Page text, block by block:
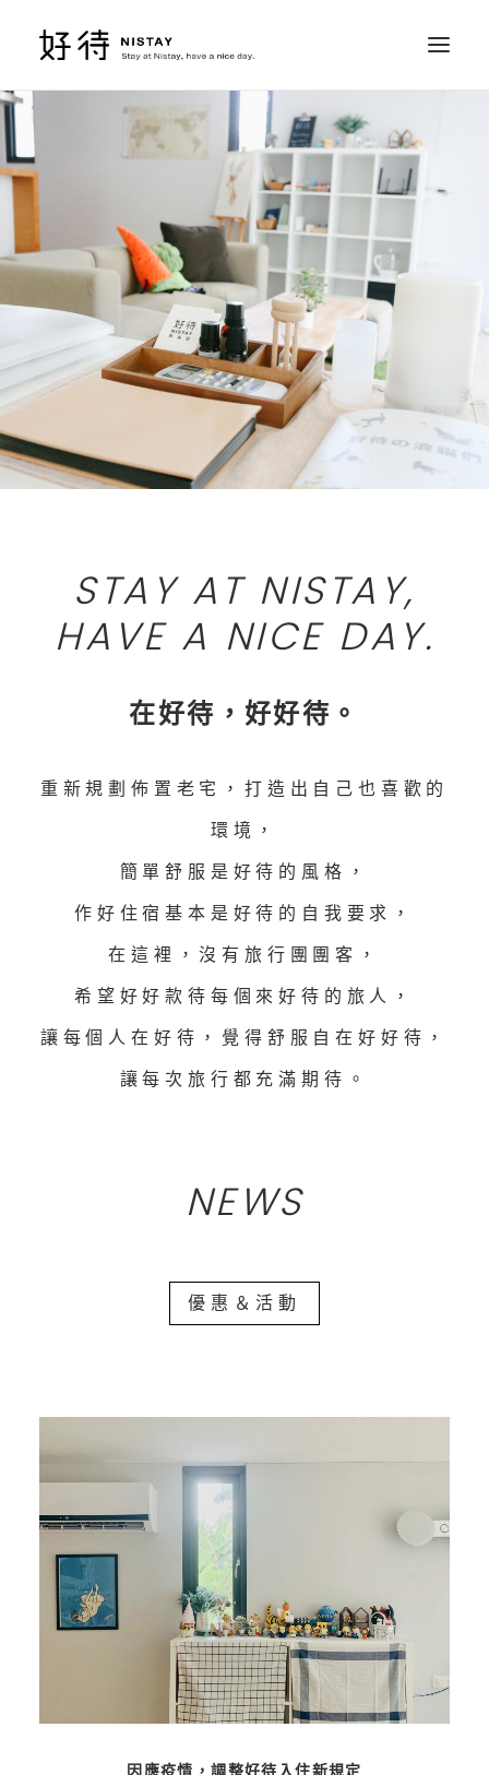
ROOMS 房間
SERVICE 行程
ACCESS 位置
STAY AT NISTAY,
HAVE A NICE DAY.
在好待，好好待。
重新規劃佈置老宅，打造出自己也喜歡的
環境，
簡單舒服是好待的風格，
作好住宿基本是好待的自我要求，
在這裡，沒有旅行團團客，
希望好好款待每個來好待的旅人，
讓每個人在好待，覺得舒服自在好好待，
讓每次旅行都充滿期待。
NEWS
優惠＆活動
因應疫情，調整好待入住新規定